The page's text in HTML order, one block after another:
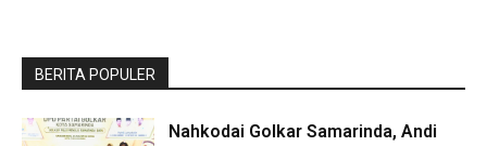
BERITA POPULER
Nahkodai Golkar Samarinda, Andi